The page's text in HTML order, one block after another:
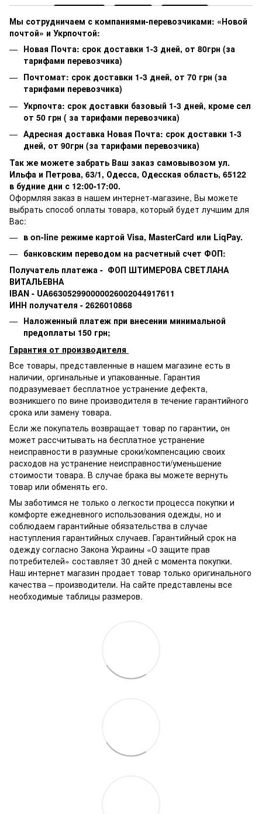
Мы сотрудничаем с компаниями-перевозчиками: «Новой
почтой» и Укрпочтой:
Новая Почта: срок доставки 1-3 дней, от 80грн (за
тарифами перевозчика)
Почтомат: срок доставки 1-3 дней, от 70 грн (за
тарифами перевозчика)
Укрпочта: срок доставки базовый 1-3 дней, кроме сел
от 50 грн ( за тарифами перевозчика)
Адресная доставка Новая Почта: срок доставки 1-3
дней, от 90грн (за тарифами перевозчика)
Так же можете забрать Ваш заказ самовывозом ул.
Ильфа и Петрова, 63/1, Одесса, Одесская область, 65122
в будние дни с 12:00-17:00.
Оформляя заказ в нашем интернет-магазине, Вы можете
выбрать способ оплаты товара, который будет лучшим для
Вас:
в on-line режиме картой Visa, MasterCard или LiqPay.
банковским переводом на расчетный счет ФОП:
Получатель платежа - ФОП ШТИМЕРОВА СВЕТЛАНА
ВИТАЛЬЕВНА
IBAN - UA663052990000026002044917611
ИНН получателя - 2626010868
Наложенный платеж при внесении минимальной
предоплаты 150 грн;
Гарантия от производителя
Все товары, представленные в нашем магазине есть в
наличии, оргинальные и упакованные. Гарантия
подразумевает бесплатное устранение дефекта,
возникшего по вине производителя в течение гарантийного
срока или замену товара.
Если же покупатель возвращает товар по гарантии, он
может рассчитывать на бесплатное устранение
неисправности в разумные сроки/компенсацию своих
расходов на устранение неисправности/уменьшение
стоимости товара. В случае брака вы можете вернуть
товар или обменять его.
Мы заботимся не только о легкости процесса покупки и
комфорте ежедневного использования одежды, но и
соблюдаем гарантийные обязательства в случае
наступления гарантийных случаев. Гарантийный срок на
одежду согласно Закона Украины «О защите прав
потребителей» составляет 30 дней с момента покупки.
Наш интернет магазин продает товар только оригинального
качества – производители. На сайте представлены все
необходимые таблицы размеров.